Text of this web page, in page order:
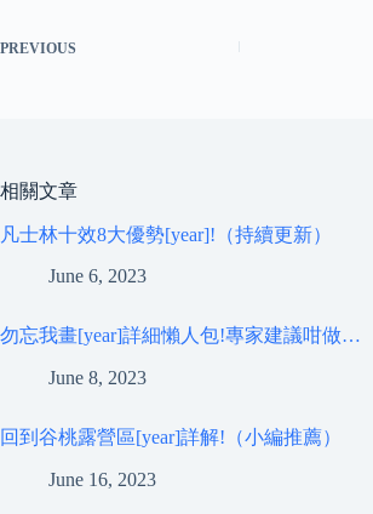
PREVIOUS
相關文章
凡士林十效8大優勢[year]!（持續更新）
June 6, 2023
勿忘我畫[year]詳細懶人包!專家建議咁做…
June 8, 2023
回到谷桃露營區[year]詳解!（小編推薦）
June 16, 2023